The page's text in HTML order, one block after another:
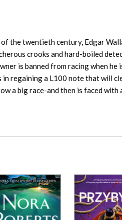
the twentieth century, Edgar
crooks and hard-boiled
is banned from racing when he
in regaining a L100 note that will
a big race-and then is faced with